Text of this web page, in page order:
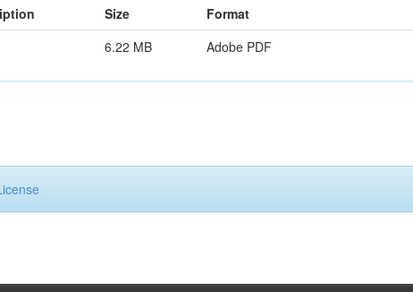
Size
Format
6.22 MB Adobe PDF